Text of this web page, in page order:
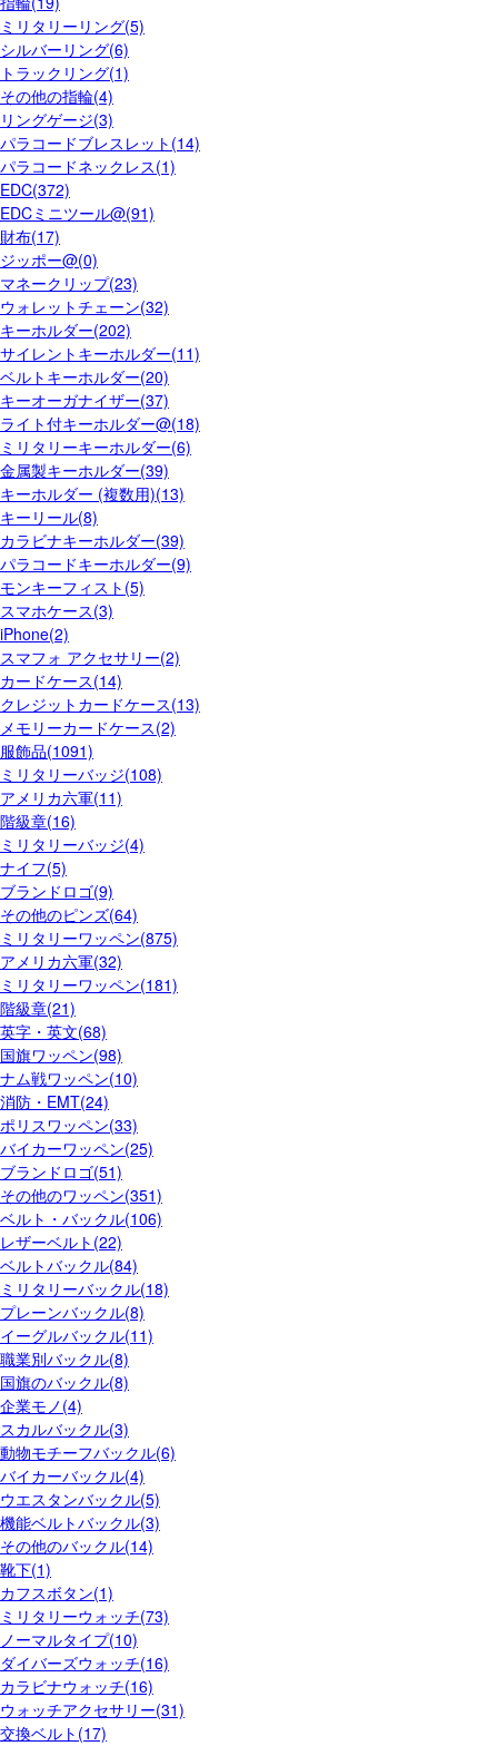
ミリタリーリング(5)
シルバーリング(6)
トラックリング(1)
その他の指輪(4)
リングゲージ(3)
パラコードブレスレット(14)
パラコードネックレス(1)
EDC(372)
EDCミニツール@(91)
財布(17)
ジッポー@(0)
マネークリップ(23)
ウォレットチェーン(32)
キーホルダー(202)
サイレントキーホルダー(11)
ベルトキーホルダー(20)
キーオーガナイザー(37)
ライト付キーホルダー@(18)
ミリタリーキーホルダー(6)
金属製キーホルダー(39)
キーホルダー (複数用)(13)
キーリール(8)
カラビナキーホルダー(39)
パラコードキーホルダー(9)
モンキーフィスト(5)
スマホケース(3)
iPhone(2)
スマフォ アクセサリー(2)
カードケース(14)
クレジットカードケース(13)
メモリーカードケース(2)
服飾品(1091)
ミリタリーバッジ(108)
アメリカ六軍(11)
階級章(16)
ミリタリーバッジ(4)
ナイフ(5)
ブランドロゴ(9)
その他のピンズ(64)
ミリタリーワッペン(875)
アメリカ六軍(32)
ミリタリーワッペン(181)
階級章(21)
英字・英文(68)
国旗ワッペン(98)
ナム戦ワッペン(10)
消防・EMT(24)
ポリスワッペン(33)
バイカーワッペン(25)
ブランドロゴ(51)
その他のワッペン(351)
ベルト・バックル(106)
レザーベルト(22)
ベルトバックル(84)
ミリタリーバックル(18)
プレーンバックル(8)
イーグルバックル(11)
職業別バックル(8)
国旗のバックル(8)
企業モノ(4)
スカルバックル(3)
動物モチーフバックル(6)
バイカーバックル(4)
ウエスタンバックル(5)
機能ベルトバックル(3)
その他のバックル(14)
靴下(1)
カフスボタン(1)
ミリタリーウォッチ(73)
ノーマルタイプ(10)
ダイバーズウォッチ(16)
カラビナウォッチ(16)
ウォッチアクセサリー(31)
交換ベルト(17)